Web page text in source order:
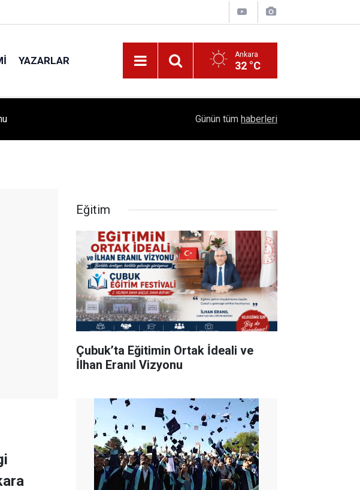
YAZARLAR Ankara
32 °C
Gönüllerince Eğlendi! 1504 Kep, Tek Bir Hedef: Bilim Kenti Çubuk
Günün tüm haberleri
Eğitim
Çubuk’ta Eğitimin Ortak İdeali ve
İlhan Eranıl Vizyonu